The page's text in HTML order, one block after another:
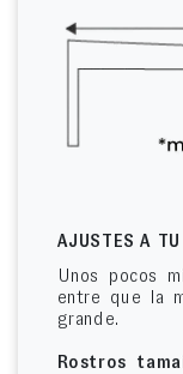
AJUSTES A TU
Unos pocos
entre que la
grande.
Rostros